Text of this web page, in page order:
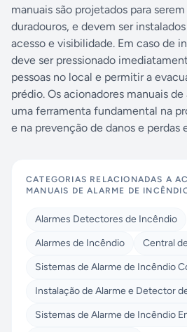
manuais são projetados para
duradouros, e devem ser
acesso e visibilidade. Em caso de
deve ser pressionado
pessoas no local e permitir a
prédio. Os acionadores manuais
uma ferramenta fundamental na
e na prevenção de danos e perdas
CATEGORIAS RELACIONADAS A
MANUAIS DE ALARME DE
Alarmes Detectores de Incêndio
Alarmes de Incêndio
Central
Sistemas de Alarme de Incêndio
Instalação de Alarme e Detector
Sistemas de Alarme de Incêndio